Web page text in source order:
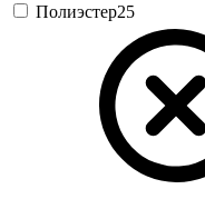
Полиэстер25